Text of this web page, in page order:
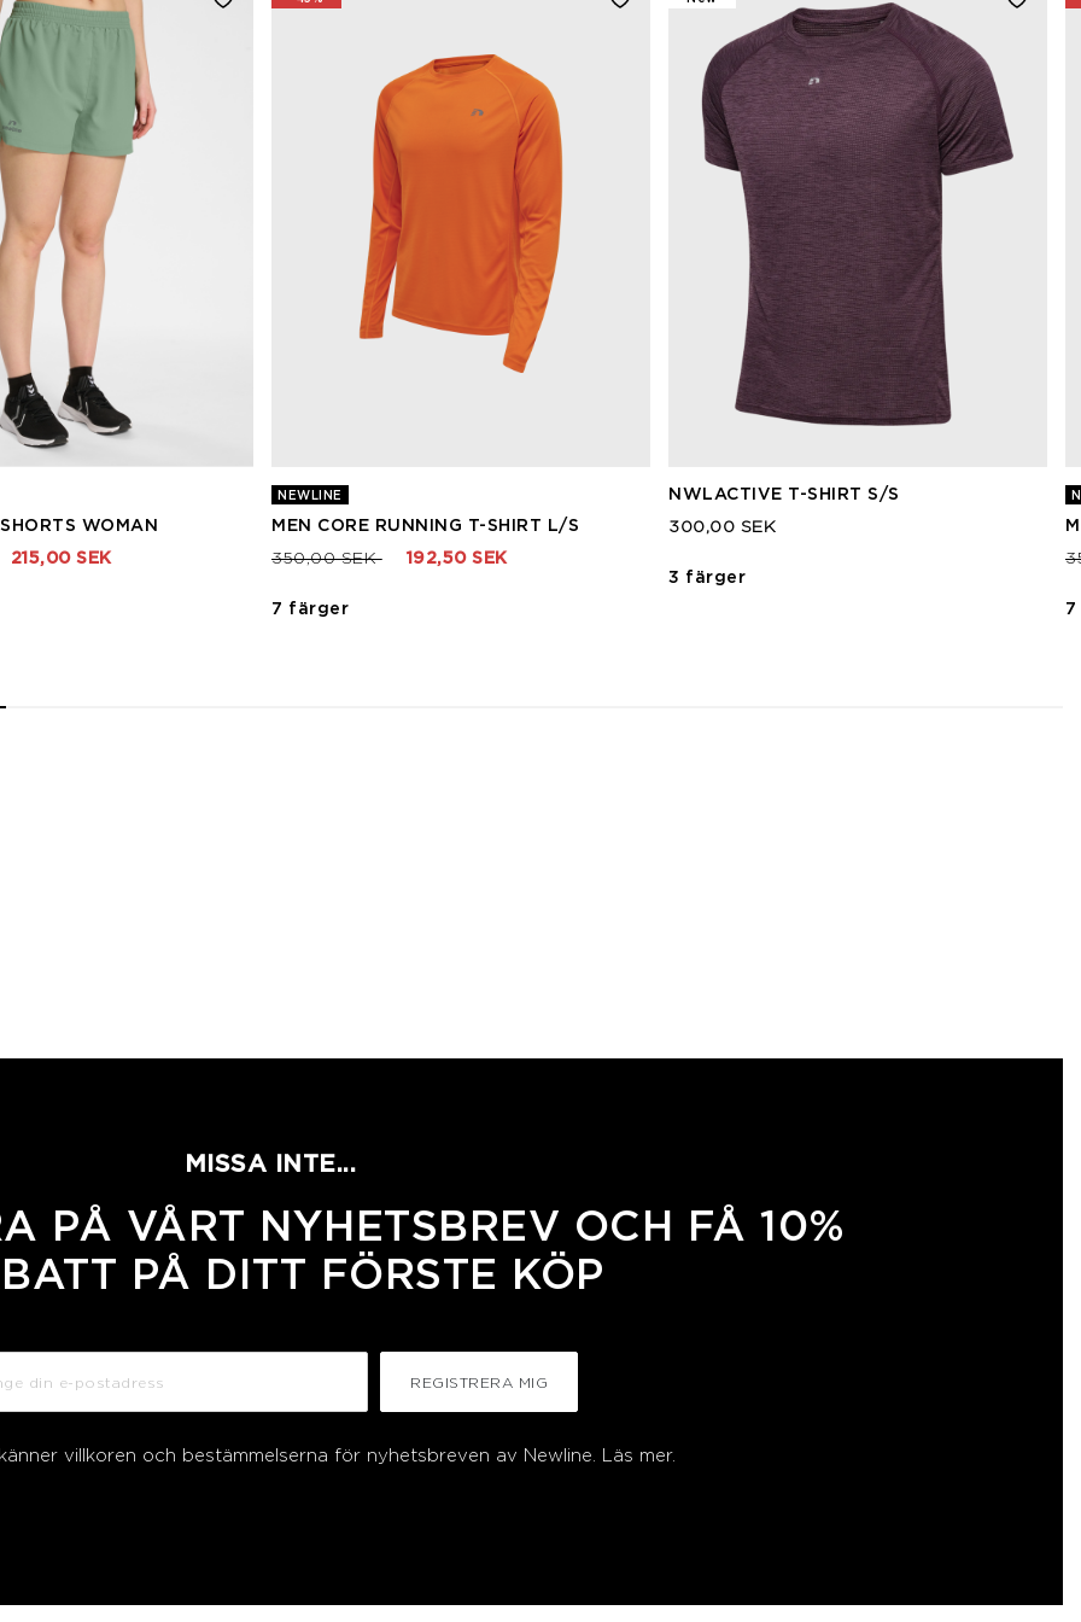
WOMAN
215,00 SEK
NEWLINE
MEN CORE RUNNING T-SHIRT L/S
Pris nedsatt från
350,00 SEKtill 192,50 SEK
7 färger
NWLACTIVE T-SHIRT S/S
300,00 SEK
3 färger
MISSA INTE...
PÅ VÅRT NYHETSBREV OCH FÅ 10%
PÅ DITT FÖRSTE KÖP
REGISTRERA MIG
villkoren och bestämmelserna för nyhetsbreven av Newline. Läs mer.